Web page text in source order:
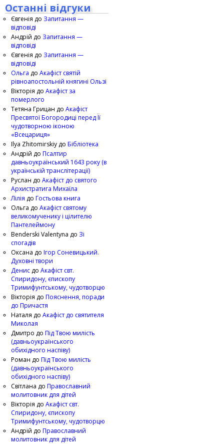
Останні відгуки
Євгенія до Запитання —
відповіді
Андрій до Запитання —
відповіді
Євгенія до Запитання —
відповіді
Ольга до Акафіст святій
рівноапостольній княгині Ользі
Вікторія до Акафіст за
померлого
Тетяна Грицан до Акафіст
Пресвятої Богородиці перед Її
чудотворною іконою
«Всецариця»
Ilya Zhitomirskiy до Бібліотека
Андрій до Псалтир
давньоукраїнський 1643 року (в
українській транслітерації)
Руслан до Акафіст до святого
Архистратига Михаїла
Лілія до Гостьова книга
Ольга до Акафіст святому
великомученику і цілителю
Пантелеймону
Benderski Valentyna до Зі
спогадів
Оксана до Ігор Соневицький.
Духовні твори
Денис до Акафіст свт.
Спиридону, єпископу
Тримифунтському, чудотворцю
Вікторія до Пояснення, поради
до Причастя
Наталя до Акафіст до святителя
Миколая
Дмитро до Під Твою милість
(давньоукраїнського
обихідного наспіву)
Роман до Під Твою милість
(давньоукраїнського
обихідного наспіву)
Світлана до Православний
молитовник для дітей
Вікторія до Акафіст свт.
Спиридону, єпископу
Тримифунтському, чудотворцю
Андрій до Православний
молитовник для дітей